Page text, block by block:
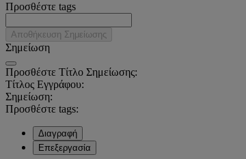
Προσθέστε tags
Αποθήκευση Σημείωσης
Σημείωση
Προσθέστε Τίτλο Σημείωσης:
Τίτλος Εγγράφου:
Σημείωση:
Προσθέστε tags:
Διαγραφή
Επεξεργασία